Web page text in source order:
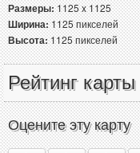
Размеры:1125 x 1125
Ширина:1125 пикселей
Высота:1125 пикселей
Рейтинг карты
Оцените эту карту